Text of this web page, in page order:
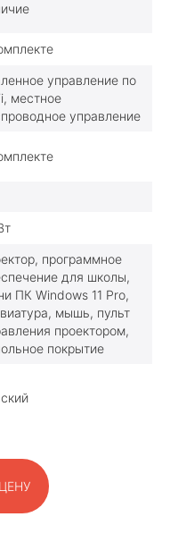
управление по
местное
управление
программное
для школы,
ПК Windows 11 Pro,
мышь, пульт
проектором,
покрытие